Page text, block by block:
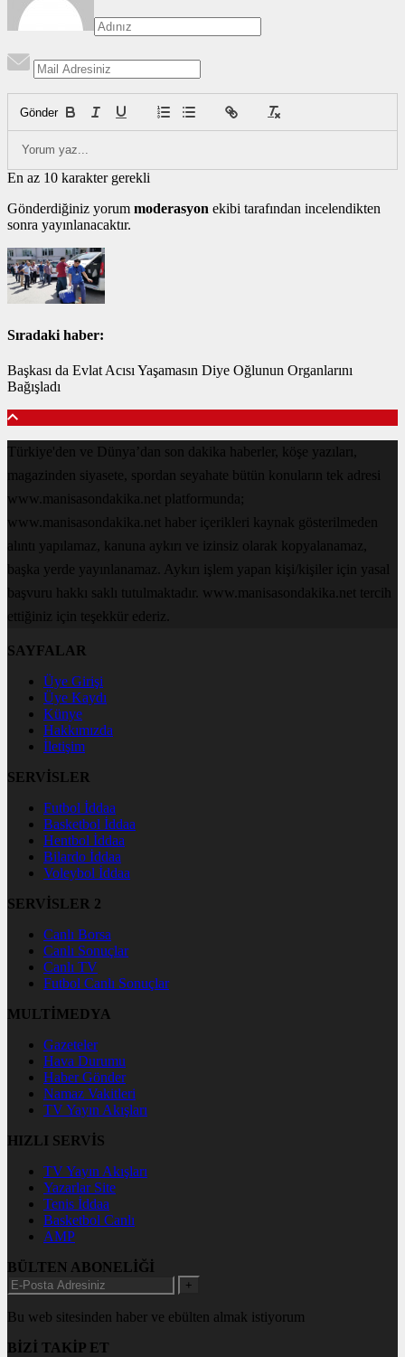
Gönder
En az 10 karakter gerekli
Gönderdiğiniz yorum moderasyon ekibi tarafından incelendikten
sonra yayınlanacaktır.
Sıradaki haber:
Başkası da Evlat Acısı Yaşamasın Diye Oğlunun Organlarını
Bağışladı
Türkiye'den ve Dünya’dan son dakika haberler, köşe yazıları,
magazinden siyasete, spordan seyahate bütün konuların tek adresi
www.manisasondakika.net platformunda;
www.manisasondakika.net haber içerikleri kaynak gösterilmeden
alıntı yapılamaz, kanuna aykırı ve izinsiz olarak kopyalanamaz,
başka yerde yayınlanamaz. Aykırı işlem yapan kişi/kişiler için yasal
başvuru hakkı saklı tutulmaktadır. www.manisasondakika.net tercih
ettiğiniz için teşekkür ederiz.
SAYFALAR
Üye Girişi
Üye Kaydı
Künye
Hakkımızda
İletişim
SERVİSLER
Futbol İddaa
Basketbol İddaa
Hentbol İddaa
Bilardo İddaa
Voleybol İddaa
SERVİSLER 2
Canlı Borsa
Canlı Sonuçlar
Canlı TV
Futbol Canlı Sonuçlar
MULTİMEDYA
Gazeteler
Hava Durumu
Haber Gönder
Namaz Vakitleri
TV Yayın Akışları
HIZLI SERVİS
TV Yayın Akışları
Yazarlar Site
Tenis İddaa
Basketbol Canlı
AMP
BÜLTEN ABONELİĞİ
+
Bu web sitesinden haber ve ebülten almak istiyorum
BİZİ TAKİP ET